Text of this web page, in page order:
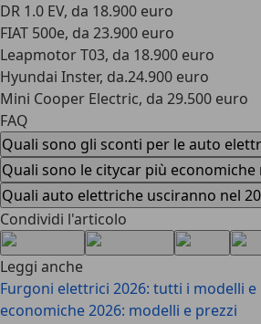
DR 1.0 EV, da 18.900 euro
FIAT 500e, da 23.900 euro
Leapmotor T03, da 18.900 euro
Hyundai Inster, da.24.900 euro
Mini Cooper Electric, da 29.500 euro
FAQ
Quali sono gli sconti per le auto
Quali sono le citycar più economiche
Quali auto elettriche usciranno nel
Condividi l'articolo
Leggi anche
Furgoni elettrici 2026: tutti i modelli e
economiche 2026: modelli e prezzi